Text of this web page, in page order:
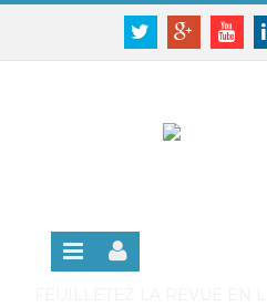
Panneau de gestion des cookies
TwitterGoogle+
SE CONNECTER